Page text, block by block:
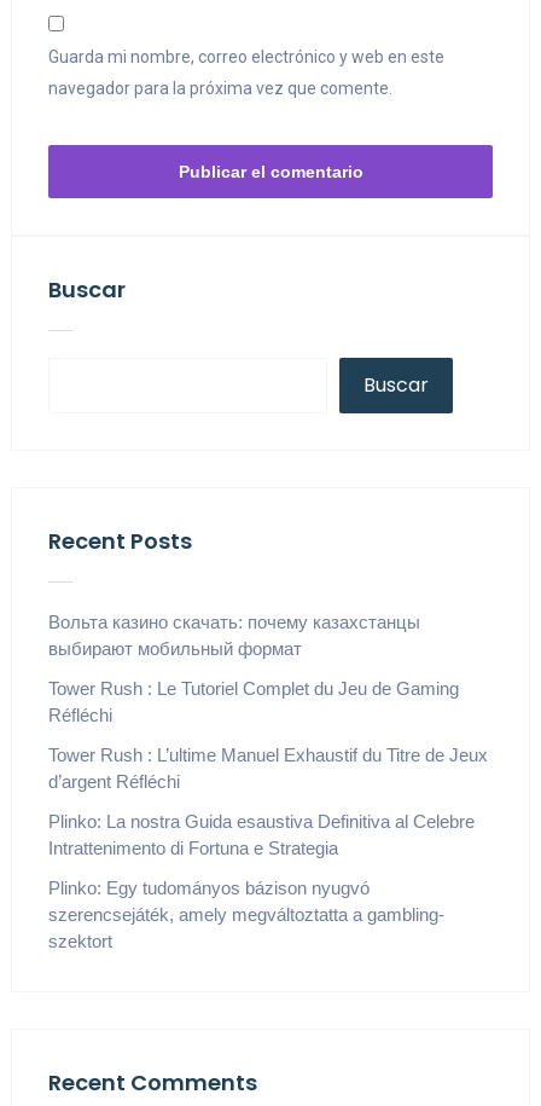
Guarda mi nombre, correo electrónico y web en este
navegador para la próxima vez que comente.
Buscar
Buscar
Recent Posts
Вольта казино скачать: почему казахстанцы
выбирают мобильный формат
Tower Rush : Le Tutoriel Complet du Jeu de Gaming
Réfléchi
Tower Rush : L’ultime Manuel Exhaustif du Titre de Jeux
d’argent Réfléchi
Plinko: La nostra Guida esaustiva Definitiva al Celebre
Intrattenimento di Fortuna e Strategia
Plinko: Egy tudományos bázison nyugvó
szerencsejáték, amely megváltoztatta a gambling-
szektort
Recent Comments